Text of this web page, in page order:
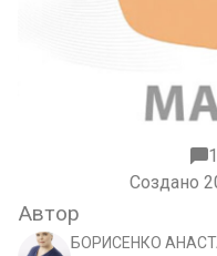
Создано
Автор
БОРИСЕНКО